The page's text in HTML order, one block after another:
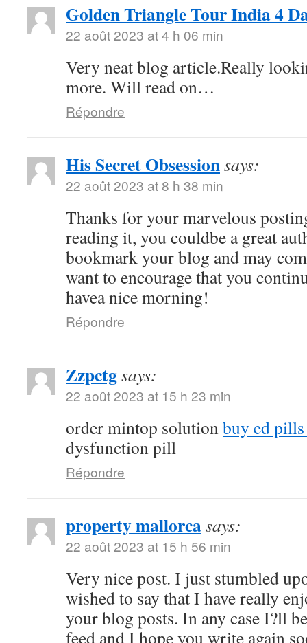
Golden Triangle Tour India 4
22 août 2023 at 4 h 06 min
Very neat blog article.Really
more. Will read on…
Répondre
His Secret Obsessionsays:
22 août 2023 at 8 h 38 min
Thanks for your marvelous
reading it, you couldbe a great
bookmark your blog and may
want to encourage that you
havea nice morning!
Répondre
Zzpctgsays:
22 août 2023 at 15 h 23 min
order mintop solutionbuy ed pills
dysfunction pill
Répondre
property mallorcasays:
22 août 2023 at 15 h 56 min
Very nice post. I just stumbled
wished to say that I have really
your blog posts. In any case I?ll
feed and I hope you write again